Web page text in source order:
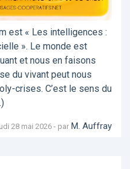
est « Les intelligences :
». Le monde est
et nous en faisons
du vivant peut nous
crises. C’est le sens du
28 mai 2026 - par M. Auffray